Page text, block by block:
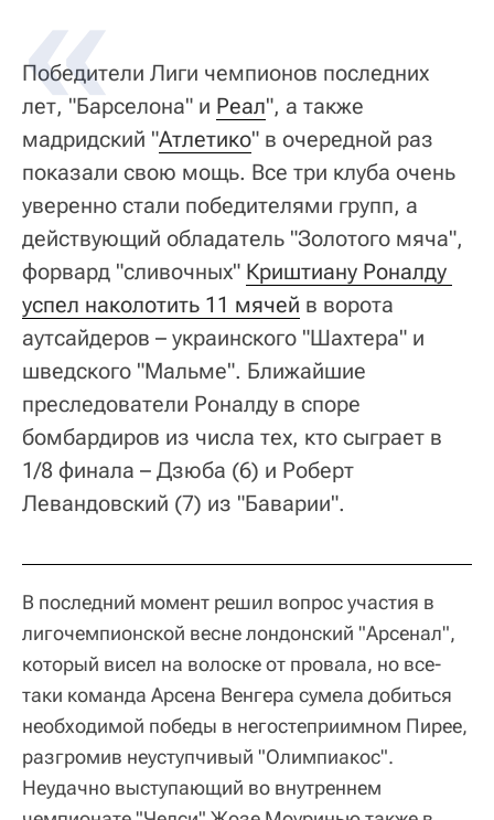
Победители Лиги чемпионов последних
лет, "Барселона" и Реал", а также
мадридский "Атлетико" в очередной раз
показали свою мощь. Все три клуба очень
уверенно стали победителями групп, а
действующий обладатель "Золотого мяча",
форвард "сливочных" Криштиану Роналду
успел наколотить 11 мячей в ворота
аутсайдеров – украинского "Шахтера" и
шведского "Мальме". Ближайшие
преследователи Роналду в споре
бомбардиров из числа тех, кто сыграет в
1/8 финала – Дзюба (6) и Роберт
Левандовский (7) из "Баварии".
В последний момент решил вопрос участия в
лигочемпионской весне лондонский "Арсенал",
который висел на волоске от провала, но все-
таки команда Арсена Венгера сумела добиться
необходимой победы в негостеприимном Пирее,
разгромив неуступчивый "Олимпиакос".
Неудачно выступающий во внутреннем